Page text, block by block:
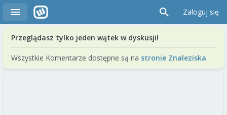
Zaloguj się
Przeglądasz tylko jeden wątek w dyskusji!
Wszystkie Komentarze dostępne są na stronie Znaleziska.